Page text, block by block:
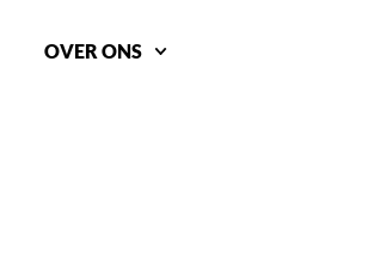
OVER ONS